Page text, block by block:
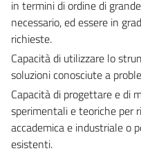
in termini di ordine di
necessario, ed essere in
richieste.
Capacità di utilizzare lo
soluzioni conosciute a
Capacità di progettare e di
sperimentali e teoriche per
accademica e industriale o
esistenti.